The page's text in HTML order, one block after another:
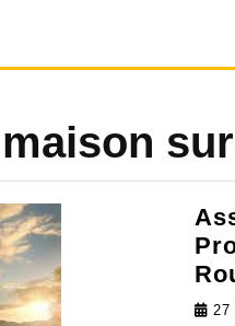
maison
27